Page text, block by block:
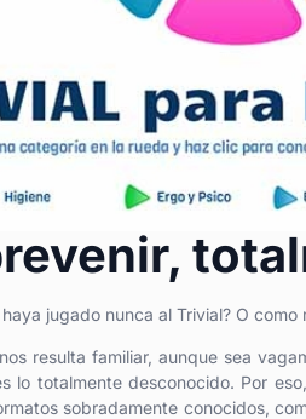
jugado nunca al Trivial? O
resulta familiar, aunque sea
lo totalmente desconocido. Por
sobradamente conocidos,